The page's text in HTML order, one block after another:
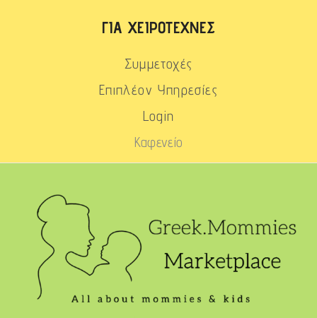
ΓΙΑ ΧΕΙΡΟΤΈΧΝΕΣ
Συμμετοχές
Επιπλέον Υπηρεσίες
Login
Καφενείο